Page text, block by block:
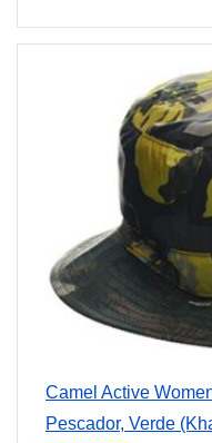
Camel Active
Pescador, Verde